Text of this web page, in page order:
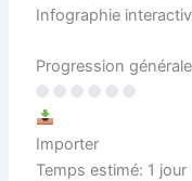
Infographie
Progression générale
Importer
Temps estimé: 1 jour